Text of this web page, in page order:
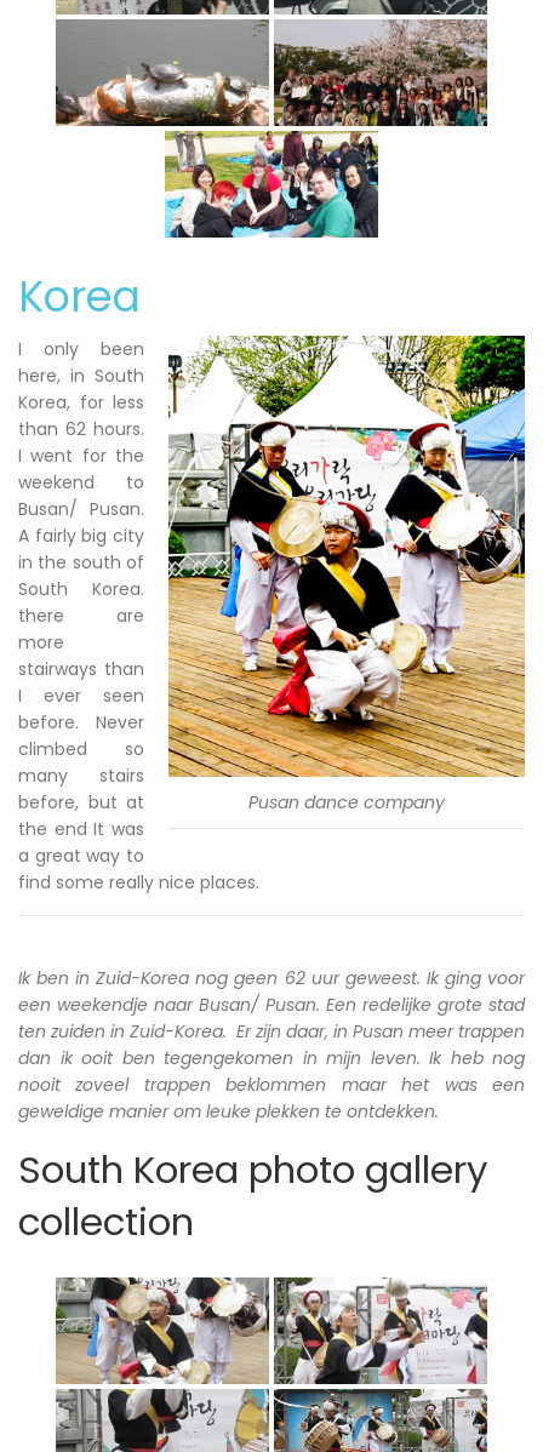
Korea
Pusan dance company
I only been
here, in South
Korea, for less
than 62 hours.
I went for the
weekend to
Busan/ Pusan.
A fairly big city
in the south of
South Korea.
there are
more
stairways than
I ever seen
before. Never
climbed so
many stairs
before, but at
the end It was
a great way to
find some really nice places.
Ik ben in Zuid-Korea nog geen 62 uur geweest. Ik ging voor
een weekendje naar Busan/ Pusan. Een redelijke grote stad
ten zuiden in Zuid-Korea. Er zijn daar, in Pusan meer trappen
dan ik ooit ben tegengekomen in mijn leven. Ik heb nog
nooit zoveel trappen beklommen maar het was een
geweldige manier om leuke plekken te ontdekken.
South Korea photo gallery
collection